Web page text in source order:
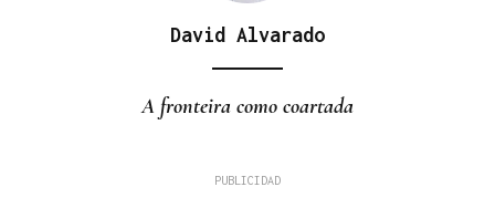
David Alvarado
A fronteira como coartada